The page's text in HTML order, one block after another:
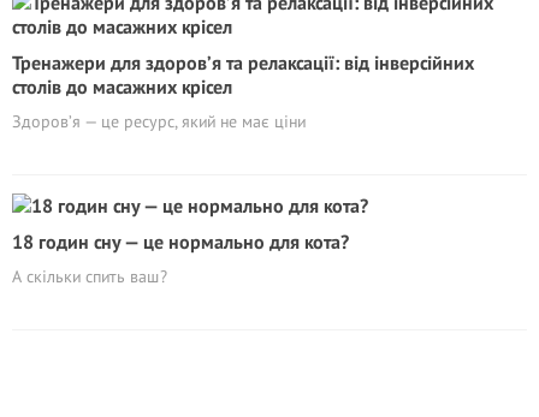
Тренажери для здоров’я та релаксації: від інверсійних
столів до масажних крісел
Здоров’я — це ресурс, який не має ціни
18 годин сну — це нормально для кота?
А скільки спить ваш?